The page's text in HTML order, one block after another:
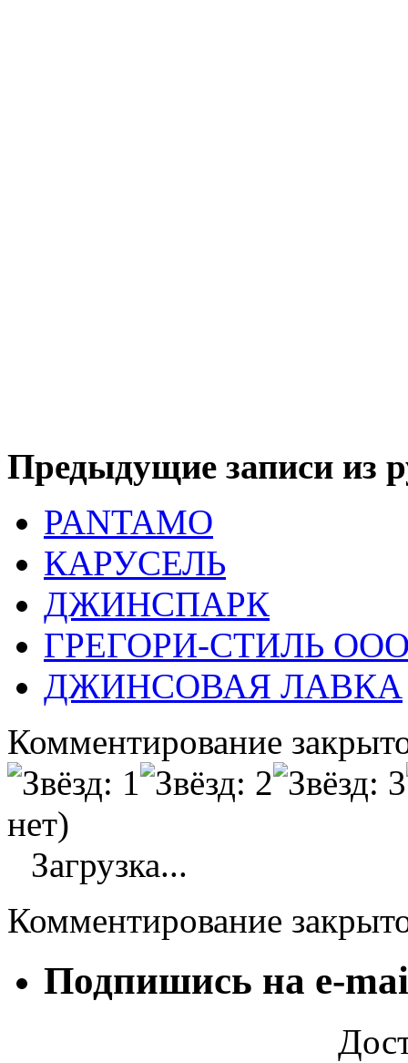
Предыдущие записи из
PANTAMO
КАРУСЕЛЬ
ДЖИНСПАРК
ГРЕГОРИ-СТИЛЬ
ДЖИНСОВАЯ ЛАВКА
Комментирование
нет)
Загрузка...
Комментирование
Подпишись на e-